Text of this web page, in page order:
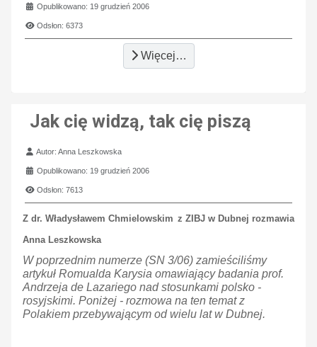
Opublikowano: 19 grudzień 2006
Odsłon: 6373
Więcej…
Jak cię widzą, tak cię piszą
Szczegóły
Autor:Anna Leszkowska
Opublikowano: 19 grudzień 2006
Odsłon: 7613
Z dr. Władysławem Chmielowskim z ZIBJ w Dubnej rozmawia
Anna Leszkowska
W poprzednim numerze (SN 3/06) zamieściliśmy
artykuł Romualda Karysia omawiający badania prof.
Andrzeja de Lazariego nad stosunkami polsko -
rosyjskimi. Poniżej - rozmowa na ten temat z
Polakiem przebywającym od wielu lat w Dubnej.